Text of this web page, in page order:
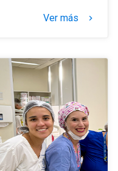
Ver más keyboard_arrow_right